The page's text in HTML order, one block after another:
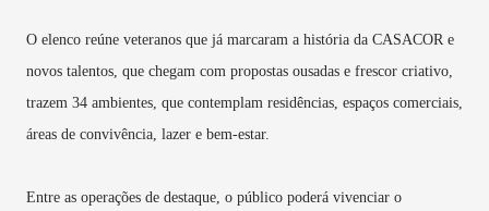
O elenco reúne veteranos que já marcaram a história da CASACOR e
novos talentos, que chegam com propostas ousadas e frescor criativo,
trazem 34 ambientes, que contemplam residências, espaços comerciais,
áreas de convivência, lazer e bem-estar.
Entre as operações de destaque, o público poderá vivenciar o